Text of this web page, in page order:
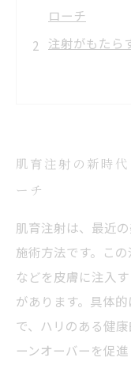
ローチ
注射がもたら
リアルな体
肌育注射の新時
ーチ
肌育注射は、最近
施術方法です。こ
などを皮膚に注入
があります。具体
で、ハリのある健
ーンオーバーを促